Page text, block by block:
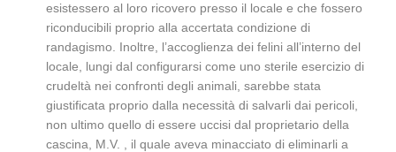
esistessero al loro ricovero presso il locale e che fossero
riconducibili proprio alla accertata condizione di
randagismo. Inoltre, l’accoglienza dei felini all’interno del
locale, lungi dal configurarsi come uno sterile esercizio di
crudeltà nei confronti degli animali, sarebbe stata
giustificata proprio dalla necessità di salvarli dai pericoli,
non ultimo quello di essere uccisi dal proprietario della
cascina, M.V. , il quale aveva minacciato di eliminarli a